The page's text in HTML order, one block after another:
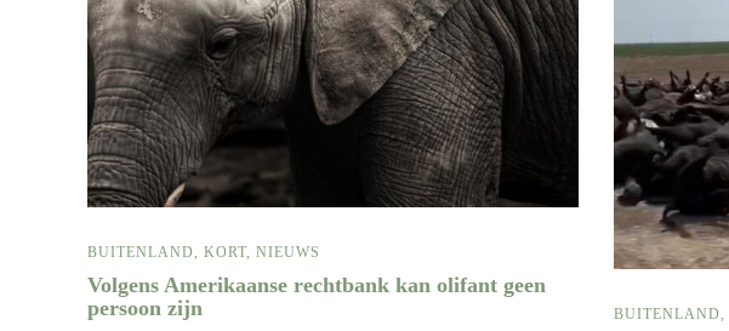
BUITENLAND, KORT, NIEUWS
Volgens Amerikaanse rechtbank kan olifant geen
persoon zijn
BUITENLAND,